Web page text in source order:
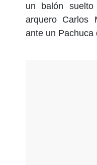
un balón
arquero Carlos
ante un Pachuca